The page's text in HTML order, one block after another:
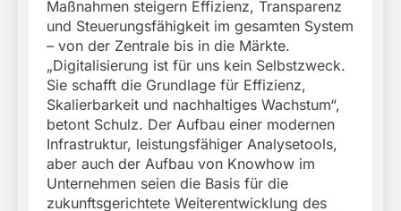
Maßnahmen steigern Effizienz, Transparenz
und Steuerungsfähigkeit im gesamten System
– von der Zentrale bis in die Märkte.
„Digitalisierung ist für uns kein Selbstzweck.
Sie schafft die Grundlage für Effizienz,
Skalierbarkeit und nachhaltiges Wachstum“,
betont Schulz. Der Aufbau einer modernen
Infrastruktur, leistungsfähiger Analysetools,
aber auch der Aufbau von Knowhow im
Unternehmen seien die Basis für die
zukunftsgerichtete Weiterentwicklung des